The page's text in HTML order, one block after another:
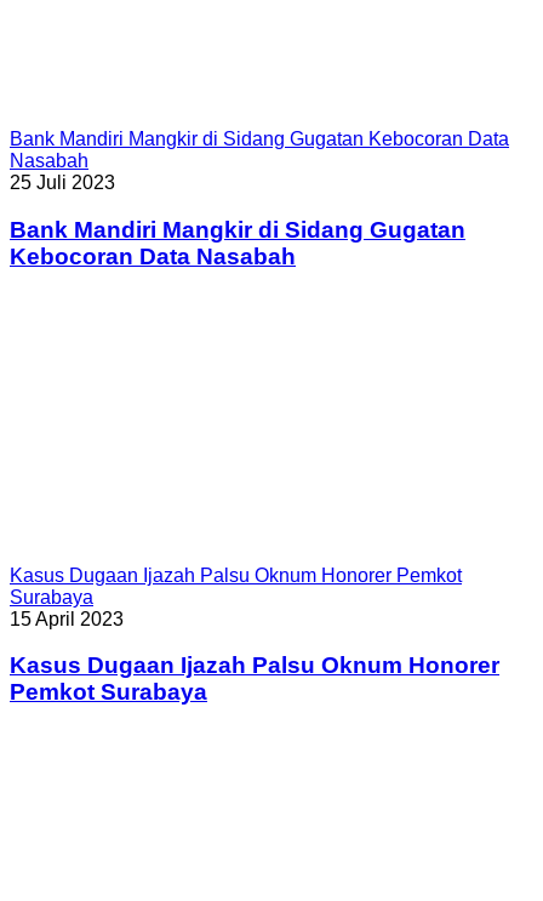
Bank Mandiri Mangkir di Sidang Gugatan Kebocoran Data
Nasabah
25 Juli 2023
Bank Mandiri Mangkir di Sidang Gugatan
Kebocoran Data Nasabah
Kasus Dugaan Ijazah Palsu Oknum Honorer Pemkot
Surabaya
15 April 2023
Kasus Dugaan Ijazah Palsu Oknum Honorer
Pemkot Surabaya